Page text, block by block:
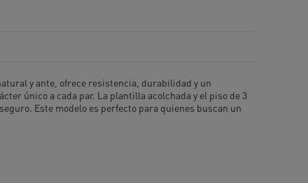
y ante, ofrece resistencia, durabilidad y un
único a cada par. La plantilla acolchada y el piso de 3
Este modelo es perfecto para quienes buscan un